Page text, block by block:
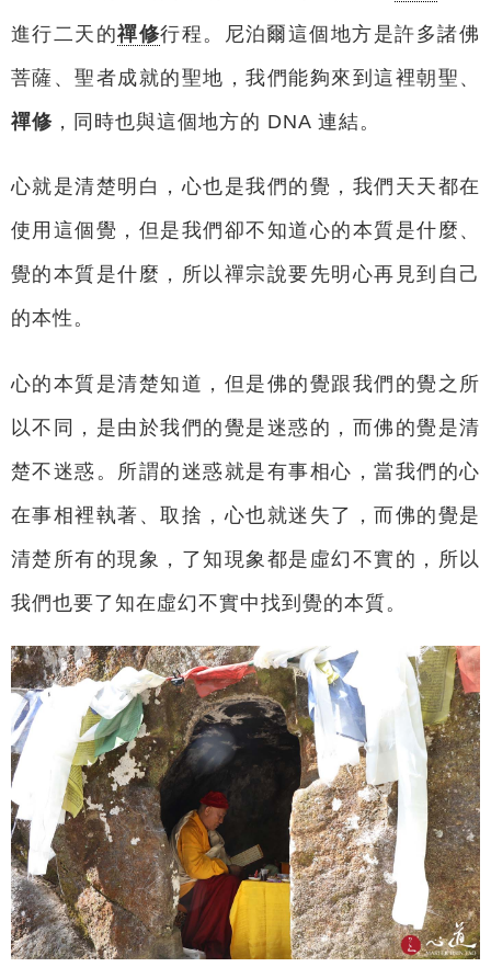
進行二天的禪修行程。尼泊爾這個地方是許多諸佛
菩薩、聖者成就的聖地，我們能夠來到這裡朝聖、
禪修，同時也與這個地方的 DNA 連結。
心就是清楚明白，心也是我們的覺，我們天天都在
使用這個覺，但是我們卻不知道心的本質是什麼、
覺的本質是什麼，所以禪宗說要先明心再見到自己
的本性。
心的本質是清楚知道，但是佛的覺跟我們的覺之所
以不同，是由於我們的覺是迷惑的，而佛的覺是清
楚不迷惑。所謂的迷惑就是有事相心，當我們的心
在事相裡執著、取捨，心也就迷失了，而佛的覺是
清楚所有的現象，了知現象都是虛幻不實的，所以
我們也要了知在虛幻不實中找到覺的本質。